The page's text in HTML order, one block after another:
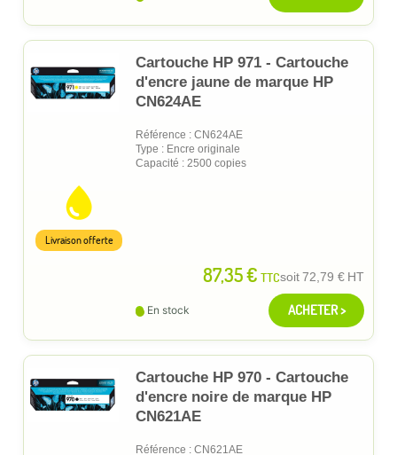
Cartouche HP 971 - Cartouche
d'encre jaune de marque HP
CN624AE
Référence : CN624AE
Type : Encre originale
Capacité : 2500 copies
87,35 € TTCsoit72,79 € HT
Livraison offerte
En stock ACHETER >
Cartouche HP 970 - Cartouche
d'encre noire de marque HP
CN621AE
Référence : CN621AE